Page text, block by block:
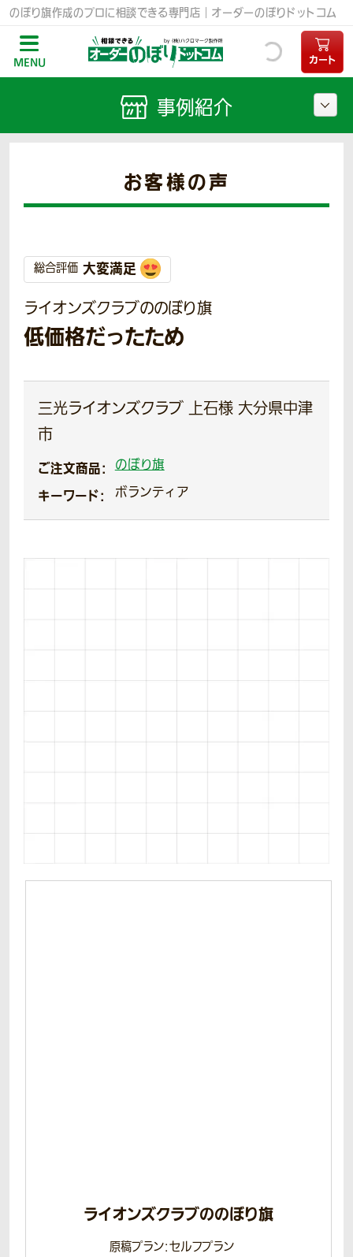
のぼり旗作成のプロに相談できる専門店｜オーダーのぼりドットコム
MENU カート
お客様の声
総合評価 大変満足
ライオンズクラブののぼり旗
低価格だったため
三光ライオンズクラブ 上石様 大分県中津
市
ご注文商品： のぼり旗
キーワード： ボランティア
ライオンズクラブののぼり旗
原稿プラン：セルフプラン
事例紹介